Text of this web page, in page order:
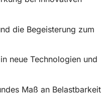
die Begeisterung zum
neue Technologien und
Maß an Belastbarkeit